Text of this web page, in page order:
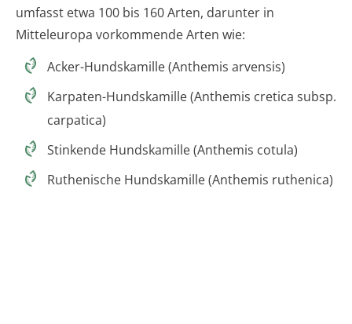
umfasst etwa 100 bis 160 Arten, darunter in
Mitteleuropa vorkommende Arten wie:
Acker-Hundskamille (Anthemis arvensis)
Karpaten-Hundskamille (Anthemis cretica subsp.
carpatica)
Stinkende Hundskamille (Anthemis cotula)
Ruthenische Hundskamille (Anthemis ruthenica)